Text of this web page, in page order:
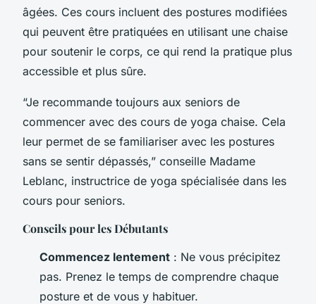
âgées. Ces cours incluent des postures modifiées
qui peuvent être pratiquées en utilisant une chaise
pour soutenir le corps, ce qui rend la pratique plus
accessible et plus sûre.
“Je recommande toujours aux seniors de
commencer avec des cours de yoga chaise. Cela
leur permet de se familiariser avec les postures
sans se sentir dépassés,” conseille Madame
Leblanc, instructrice de yoga spécialisée dans les
cours pour seniors.
Conseils pour les Débutants
Commencez lentement : Ne vous précipitez
pas. Prenez le temps de comprendre chaque
posture et de vous y habituer.